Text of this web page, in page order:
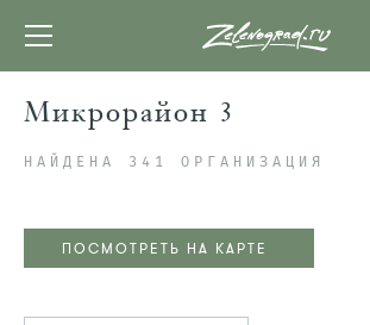
Микрорайон 3
НАЙДЕНА 341 ОРГАНИЗАЦИЯ
ПОСМОТРЕТЬ НА КАРТЕ